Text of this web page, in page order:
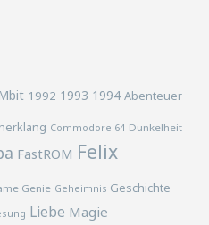
1992 1993 1994 Abenteuer
Commodore 64 Dunkelheit
FastROM Felix
Genie Geheimnis Geschichte
Liebe Magie